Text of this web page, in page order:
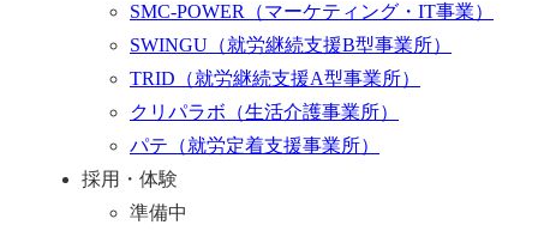
SMC-POWER （マーケティング・IT事業）
SWINGU （就労継続支援B型事業所）
TRID （就労継続支援A型事業所）
クリパラボ （生活介護事業所）
パテ （就労定着支援事業所）
採用・体験
準備中